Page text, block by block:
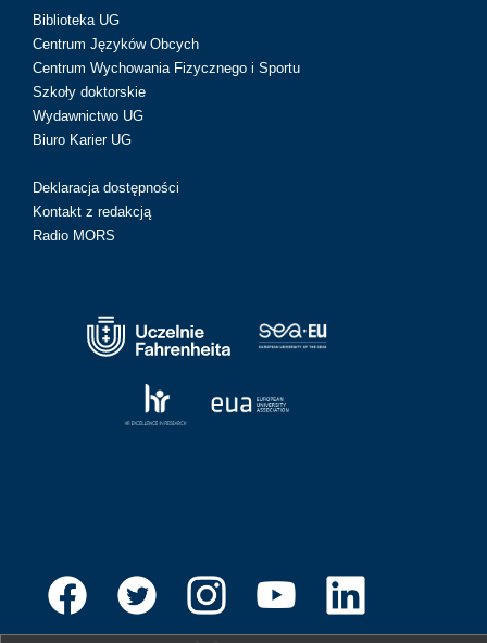
Biblioteka UG
Centrum Języków Obcych
Centrum Wychowania Fizycznego i Sportu
Szkoły doktorskie
Wydawnictwo UG
Biuro Karier UG
Deklaracja dostępności
Kontakt z redakcją
Radio MORS